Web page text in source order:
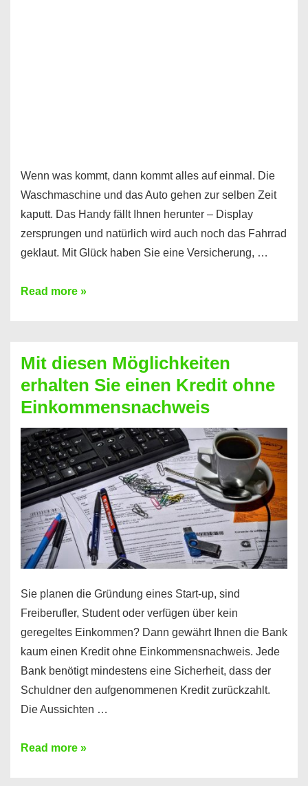
Wenn was kommt, dann kommt alles auf einmal. Die
Waschmaschine und das Auto gehen zur selben Zeit
kaputt. Das Handy fällt Ihnen herunter – Display
zersprungen und natürlich wird auch noch das Fahrrad
geklaut. Mit Glück haben Sie eine Versicherung, …
Ferratum
für
schnelle
Durchstarter
Read more »
Mit diesen Möglichkeiten
erhalten Sie einen Kredit ohne
Einkommensnachweis
Sie planen die Gründung eines Start-up, sind
Freiberufler, Student oder verfügen über kein
geregeltes Einkommen? Dann gewährt Ihnen die Bank
kaum einen Kredit ohne Einkommensnachweis. Jede
Bank benötigt mindestens eine Sicherheit, dass der
Schuldner den aufgenommenen Kredit zurückzahlt.
Die Aussichten …
Mit
Read more »